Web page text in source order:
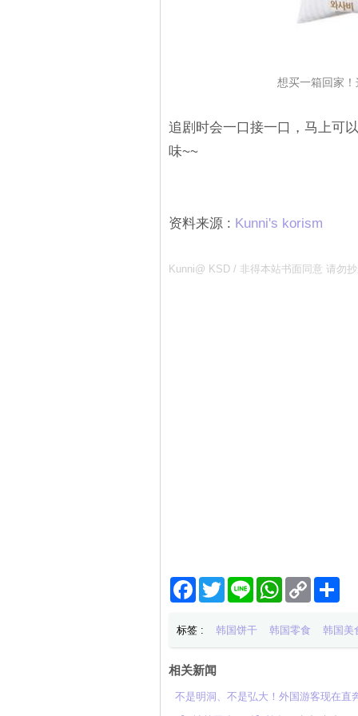
想买一箱回家
追剧时会一口接一口，马上可
味~~
资料来源 : Kunni's korism
Kunni@ KSD / 非得本站书面同意 请勿
Facebook
TwitterLine WhatsApp
Copy
Link
分
标签 : 韩国饼干 韩国零食 韩国美
相关新闻
不是明洞、不是弘大！外国游客现在直